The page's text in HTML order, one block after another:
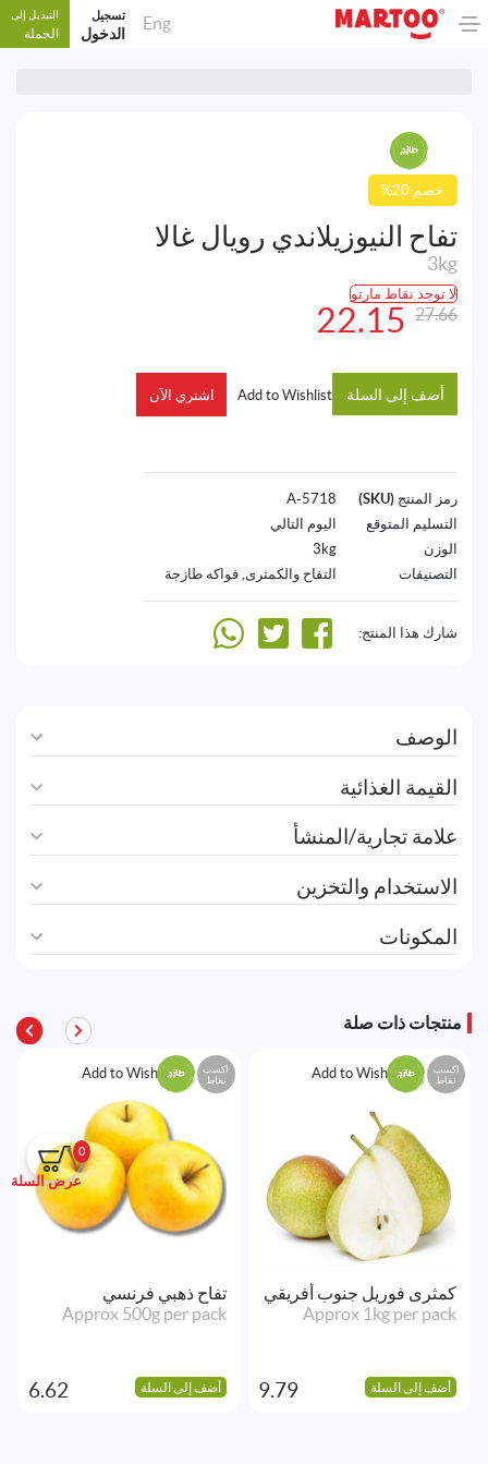
Eng تسجيل
الدخول
التبديل إلى
الجملة
0
عرض السلة
%20 خصم
تفاح النيوزيلاندي رويال غالا
3kg
لا توجد نقاط مارتو
27.66
22.15
أضف إلى السلة Add to Wishlist اشتري الآن
رمز المنتج (SKU)
5718-A
التسليم المتوقع
اليوم التالي
الوزن
3kg
التصنيفات
التفاح والكمثرى, فواكه طازجة
شارك هذا المنتج:
الوصف
القيمة الغذائية
علامة تجارية/المنشأ
الاستخدام والتخزين
المكونات
منتجات ذات صلة
Add to Wishlist
اكسب
نقاط
كمثرى فوريل جنوب أفريقي
Approx 1kg per pack
أضف إلى السلة 9.79
Add to Wishlist
اكسب
نقاط
تفاح ذهبي فرنسي
Approx 500g per pack
أضف إلى السلة 6.62